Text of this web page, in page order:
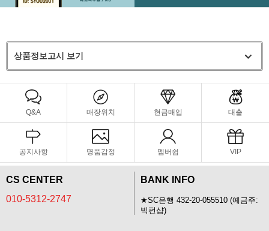
상품정보고시 보기
Q&A 매장위치 현금매입 대출
공지사항 명품감정 멤버쉽 VIP
CS CENTER
010-5312-2747
BANK INFO
★SC은행 432-20-055510 (예금주:
빅펀샵)